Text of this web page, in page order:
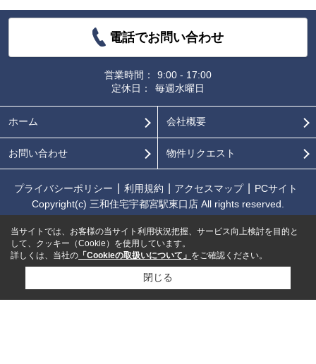
電話でお問い合わせ
営業時間：
9:00 - 17:00
定休日：
毎週水曜日
ホーム 会社概要
お問い合わせ 物件リクエスト
プライバシーポリシー 利用規約 アクセスマップ
PCサイト
Copyright(c) 三和住宅宇都宮駅東口店 All rights reserved.
当サイトでは、お客様の当サイト利用状況把握、サービス向上検討を目的と
して、クッキー（Cookie）を使用しています。
詳しくは、当社の 「Cookieの取扱いについて」 をご確認ください。
閉じる